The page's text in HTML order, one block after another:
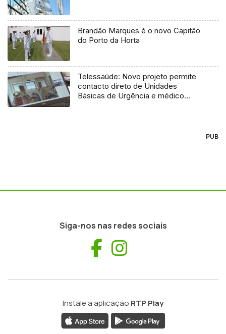
Brandão Marques é o novo Capitão
do Porto da Horta
Telessaúde: Novo projeto permite
contacto direto de Unidades
Básicas de Urgência e médico
PUB
Siga-nos nas redes sociais
Facebook
Instale a aplicação RTP Play